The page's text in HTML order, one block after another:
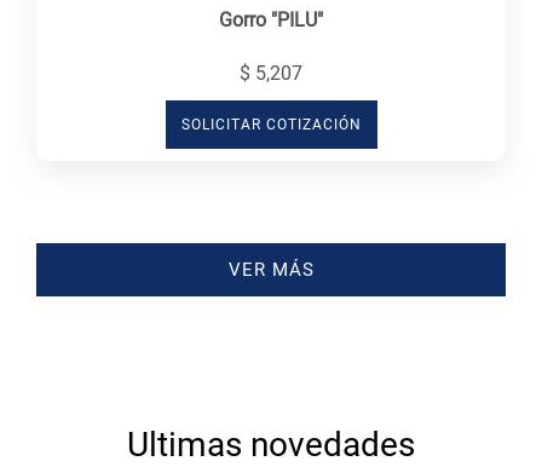
Gorro "PILU"
$ 5,207
SOLICITAR COTIZACIÓN
VER MÁS
Ultimas novedades